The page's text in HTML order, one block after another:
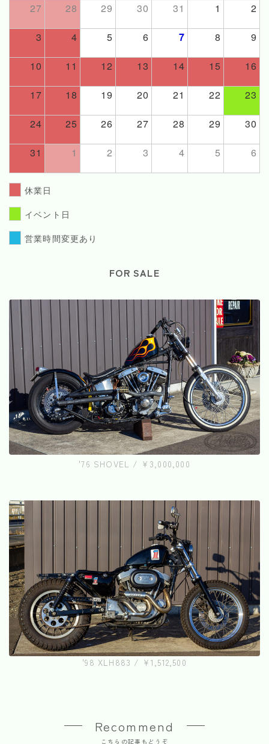
27 28 29 30 31 1 2
3 4 5 6 7 8 9
10 11 12 13 14 15 16
17 18 19 20 21 22 23
24 25 26 27 28 29 30
31 1 2 3 4 5 6
休業日
イベント日
営業時間変更あり
FOR SALE
'76 SHOVEL / ¥3,000,000
'98 XLH883 / ¥1,512,500
Recommend
こちらの記事もどうぞ